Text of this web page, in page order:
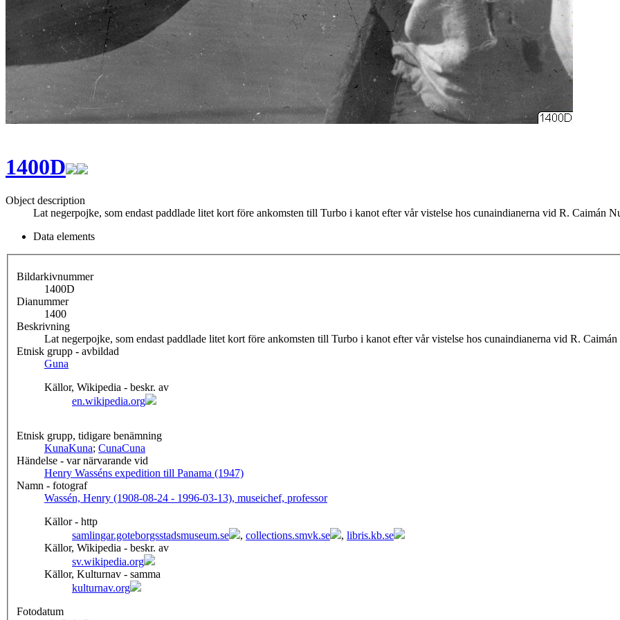
1400D
Object description
Lat negerpojke, som endast paddlade litet kort före ankomsten till Turbo i kanot efter vår vistelse hos cunaindianerna vid R. Caimán
Data elements
Bildarkivnummer
1400D
Dianummer
1400
Beskrivning
Lat negerpojke, som endast paddlade litet kort före ankomsten till Turbo i kanot efter vår vistelse hos cunaindianerna vid R.
Etnisk grupp - avbildad
Guna
Källor, Wikipedia - beskr. av
en.wikipedia.org
Etnisk grupp, tidigare benämning
KunaKuna; CunaCuna
Händelse - var närvarande vid
Henry Wasséns expedition till Panama (1947)
Namn - fotograf
Wassén, Henry (1908-08-24 - 1996-03-13), museichef, professor
Källor - http
samlingar.goteborgsstadsmuseum.se
, collections.smvk.se , libris.kb.se
Källor, Wikipedia - beskr. av
sv.wikipedia.org
Källor, Kulturnav - samma
kulturnav.org
Fotodatum